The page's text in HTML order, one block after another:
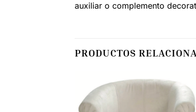
auxiliar o complemento
PRODUCTOS